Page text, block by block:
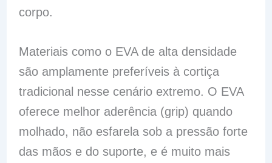
corpo.
Materiais como o EVA de alta densidade
são amplamente preferíveis à cortiça
tradicional nesse cenário extremo. O EVA
oferece melhor aderência (grip) quando
molhado, não esfarela sob a pressão forte
das mãos e do suporte, e é muito mais